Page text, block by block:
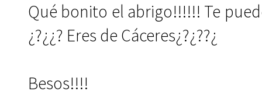
Qué bonito el abrigo!!!!!! Te
¿?¿¿? Eres de Cáceres¿?¿??¿
Besos!!!!